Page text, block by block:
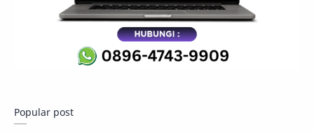
Popular post